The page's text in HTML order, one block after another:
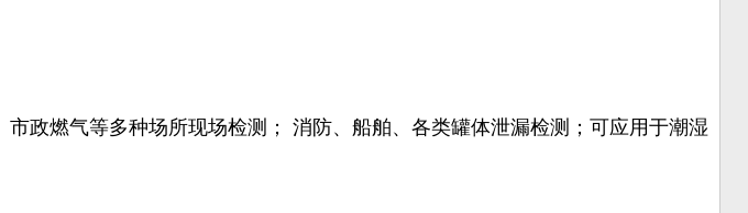
政燃气等多种场所现场检测； 消防、船舶、各类罐体泄漏检测；可应用于潮湿